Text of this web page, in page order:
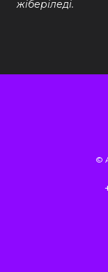
жіберіледі.
©